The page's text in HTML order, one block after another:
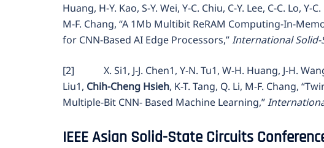
Huang, H-Y. Kao, S-Y. Wei, Y-C. Chiu, C-Y. Lee, C-C. Lo, Y-
M-F. Chang, “A 1Mb Multibit ReRAM Computing-In-
for CNN-Based AI Edge Processors,”International Solid-
[2] X. Si1, J-J. Chen1, Y-N. Tu1, W-H. Huang, J-H. Wang,
Liu1, Chih-Cheng Hsieh, K-T. Tang, Q. Li, M-F. Chang,
Multiple-Bit CNN- Based Machine Learning,”
IEEE Asian Solid-State Circuits